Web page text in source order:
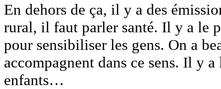
En dehors de ça, il y a des
rural, il faut parler santé. Il y a le
pour sensibiliser les gens. On a
accompagnent dans ce sens. Il y
enfants…